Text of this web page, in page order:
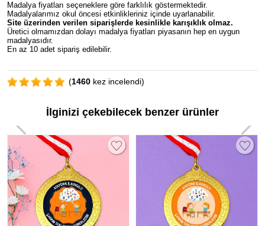
Madalya fiyatları seçeneklere göre farklılık göstermektedir.
Madalyalarımız okul öncesi etkinlikleriniz içinde uyarlanabilir.
Site üzerinden verilen siparişlerde kesinlikle karışıklık olmaz.
Üretici olmamızdan dolayı madalya fiyatları piyasanın hep en uygun
madalyasıdır.
En az 10 adet sipariş edilebilir.
(1460 kez incelendi)
İlginizi çekebilecek benzer ürünler